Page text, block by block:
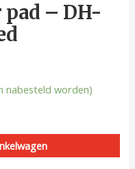
– DH-
nabesteld worden)